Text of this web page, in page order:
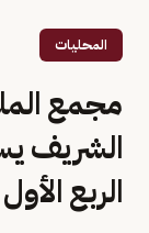
المحليات
مجمع
الربع الأول